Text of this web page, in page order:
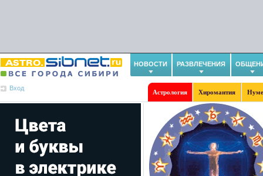
НОВОСТИ РАЗВЛЕЧЕНИЯ
Вход
Астрология Хиромантия